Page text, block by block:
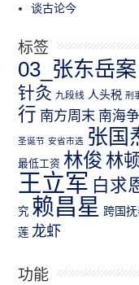
谈古论今
标签
03_张东岳案
针灸 九段线 人头税 刑
行 南方周末 南海
圣诞节 安省市选 张国
最低工资 林俊 林
王立军 白求
究 赖昌星 跨国
莲 龙虾
功能